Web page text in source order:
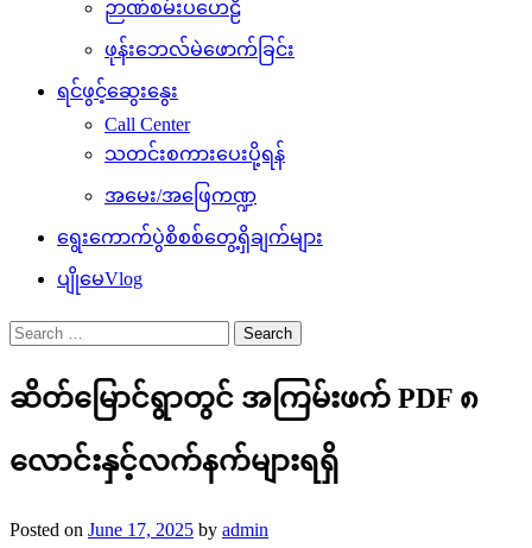
ဉာဏ်စမ်းပဟေဠိ
ဖုန်းဘေလ်မဲဖောက်ခြင်း
ရင်ဖွင့်ဆွေးနွေး
Call Center
သတင်းစကားပေးပို့ရန်
အမေး/အဖြေကဏ္ဍ
ရွေးကောက်ပွဲစိစစ်တွေ့ရှိချက်များ
ပျိုမေVlog
Search
for:
ဆိတ်မြောင်ရွာတွင် အကြမ်းဖက် PDF ၈
လောင်းနှင့်လက်နက်များရရှိ
Posted on June 17, 2025 by admin